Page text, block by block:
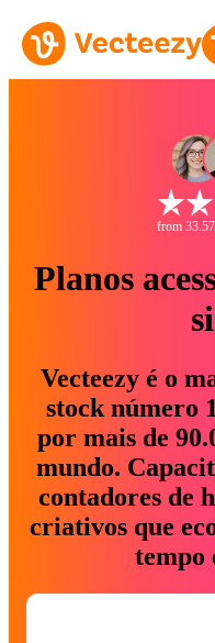
from
Planos
Vecteezy é o
stock número
por mais de
mundo.
contadores de
criativos que
tempo